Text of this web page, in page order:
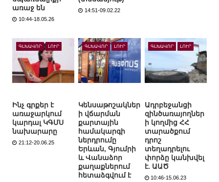
առաջ են
10:44-18.05.26
14:51-09.02.22
ԳԼԽԱՎՈՐ ԼՈՒՐ
Ինչ գրքեր է
առաջարկում
կարդալ ԿԳՄՍ
նախարարը
21:12-20.06.25
ԳԼԽԱՎՈՐ ԼՈՒՐ
Կենսաթոշակներ
ի վճարման
քարտային
համակարգի
ներդրումը
Երևան, Գյումրի
և Վանաձոր
քաղաքներում
հետաձգվում է
ԳԼԽԱՎՈՐ ԼՈՒՐ
Ադրբեջանցի
զինծառայողներ
ի կողմից ՀՀ
տարածքում
դրոշ
տեղադրելու
փորձը կանխվել
է. ԱԱԾ
10:46-15.06.23